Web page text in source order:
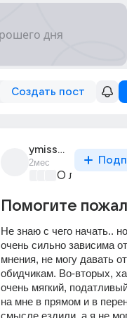
Создать пост
ymissmary
2мес
О любви без
Помогите
Не знаю с чего начать..
очень сильно зависима
мнения, не могу давать
обидчикам. Во-вторых,
очень мягкий,
на мне в прямом и в
смысле ездили, а я не